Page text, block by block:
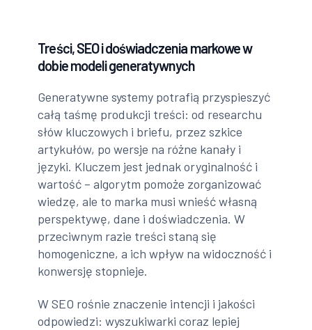
Treści, SEO i doświadczenia markowe w
dobie modeli generatywnych
Generatywne systemy potrafią przyspieszyć
całą taśmę produkcji treści: od researchu
słów kluczowych i briefu, przez szkice
artykułów, po wersje na różne kanały i
języki. Kluczem jest jednak oryginalność i
wartość – algorytm pomoże zorganizować
wiedzę, ale to marka musi wnieść własną
perspektywę, dane i doświadczenia. W
przeciwnym razie treści staną się
homogeniczne, a ich wpływ na widoczność i
konwersję stopnieje.
W SEO rośnie znaczenie intencji i jakości
odpowiedzi: wyszukiwarki coraz lepiej